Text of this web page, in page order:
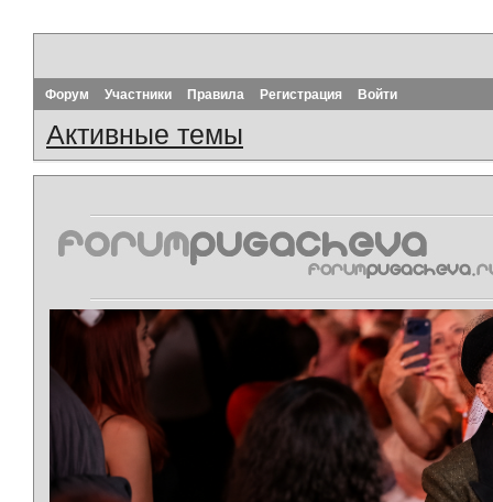
Форум Участники Правила Регистрация Войти
Активные темы